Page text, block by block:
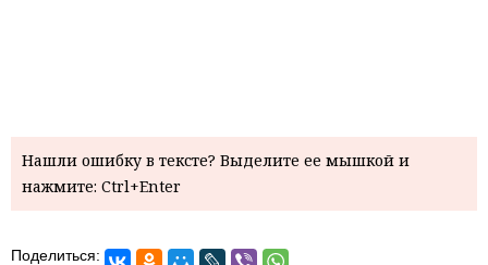
Нашли ошибку в тексте? Выделите ее мышкой и
нажмите: Ctrl+Enter
Поделиться: